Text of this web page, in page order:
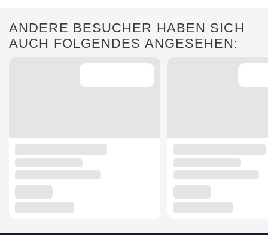
ANDERE BESUCHER HABEN SICH
AUCH FOLGENDES ANGESEHEN: